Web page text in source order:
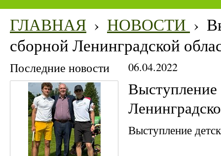
ГЛАВНАЯ › НОВОСТИ ›
сборной Ленинградской
Последние новости 06.04.2022
Выступление